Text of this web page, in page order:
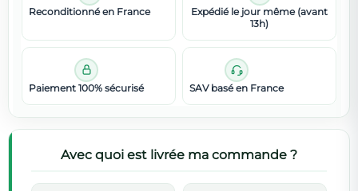
Reconditionné en France
Expédié le jour même (avant
13h)
Paiement 100% sécurisé SAV basé en France
Avec quoi est livrée ma commande ?